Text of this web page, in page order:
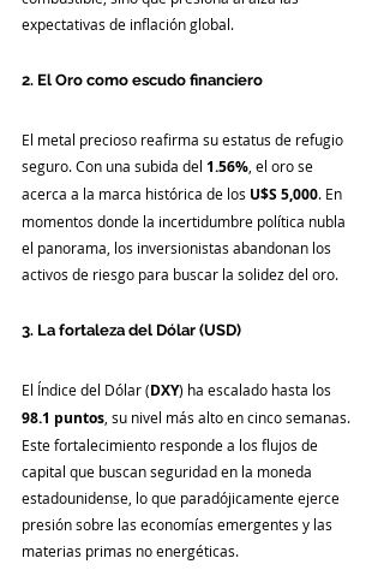
expectativas de inflación global.
2. El Oro como escudo financiero
El metal precioso reafirma su estatus de refugio
seguro. Con una subida del 1.56% , el oro se
acerca a la marca histórica de los U$S 5,000. En
momentos donde la incertidumbre política nubla
el panorama, los inversionistas abandonan los
activos de riesgo para buscar la solidez del oro.
3. La fortaleza del Dólar (USD)
El Índice del Dólar (DXY) ha escalado hasta los
98.1 puntos , su nivel más alto en cinco semanas.
Este fortalecimiento responde a los flujos de
capital que buscan seguridad en la moneda
estadounidense, lo que paradójicamente ejerce
presión sobre las economías emergentes y las
materias primas no energéticas.